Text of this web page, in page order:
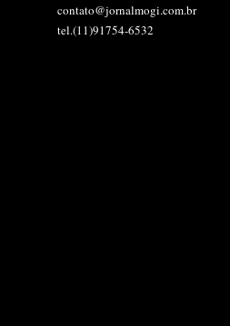
contato@jornalmogi.com.br
tel.(11)91754-6532